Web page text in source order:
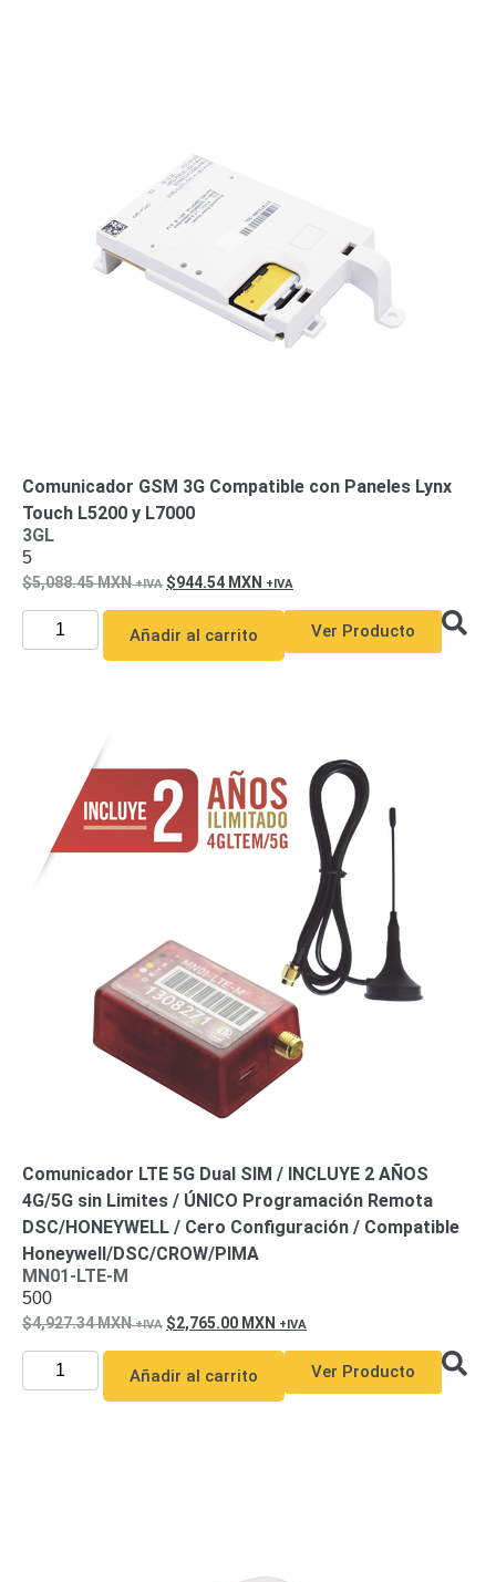
Intercomunicadores
Analógicos
Videoporteros
IP
Comunicador GSM 3G Compatible con Paneles Lynx
Touch L5200 y L7000
3GL
5
5,088.45MXN 944.54 MXN
Añadir al carrito Ver Producto
Comunicador LTE 5G Dual SIM / INCLUYE 2 AÑOS
4G/5G sin Limites / ÚNICO Programación Remota
DSC/HONEYWELL / Cero Configuración / Compatible
Honeywell/DSC/CROW/PIMA
MN01-LTE-M
500
4,927.34MXN 2,765.00 MXN
Añadir al carrito Ver Producto